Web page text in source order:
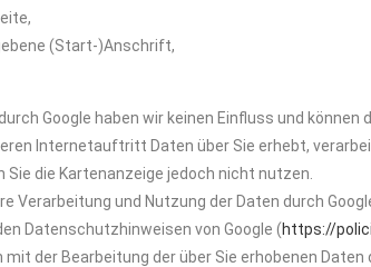
(Start-)Anschrift,
Google haben wir keinen Einfluss und
Internetauftritt Daten über Sie erhebt,
Sie die Kartenanzeige jedoch nicht nutzen.
Verarbeitung und Nutzung der Daten durch
Datenschutzhinweisen von Google (https://
der Bearbeitung der über Sie erhobenen